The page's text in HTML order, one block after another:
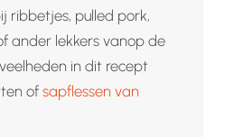
ribbetjes, pulled pork,
ander lekkers vanop de
in dit recept
of sapflessen van